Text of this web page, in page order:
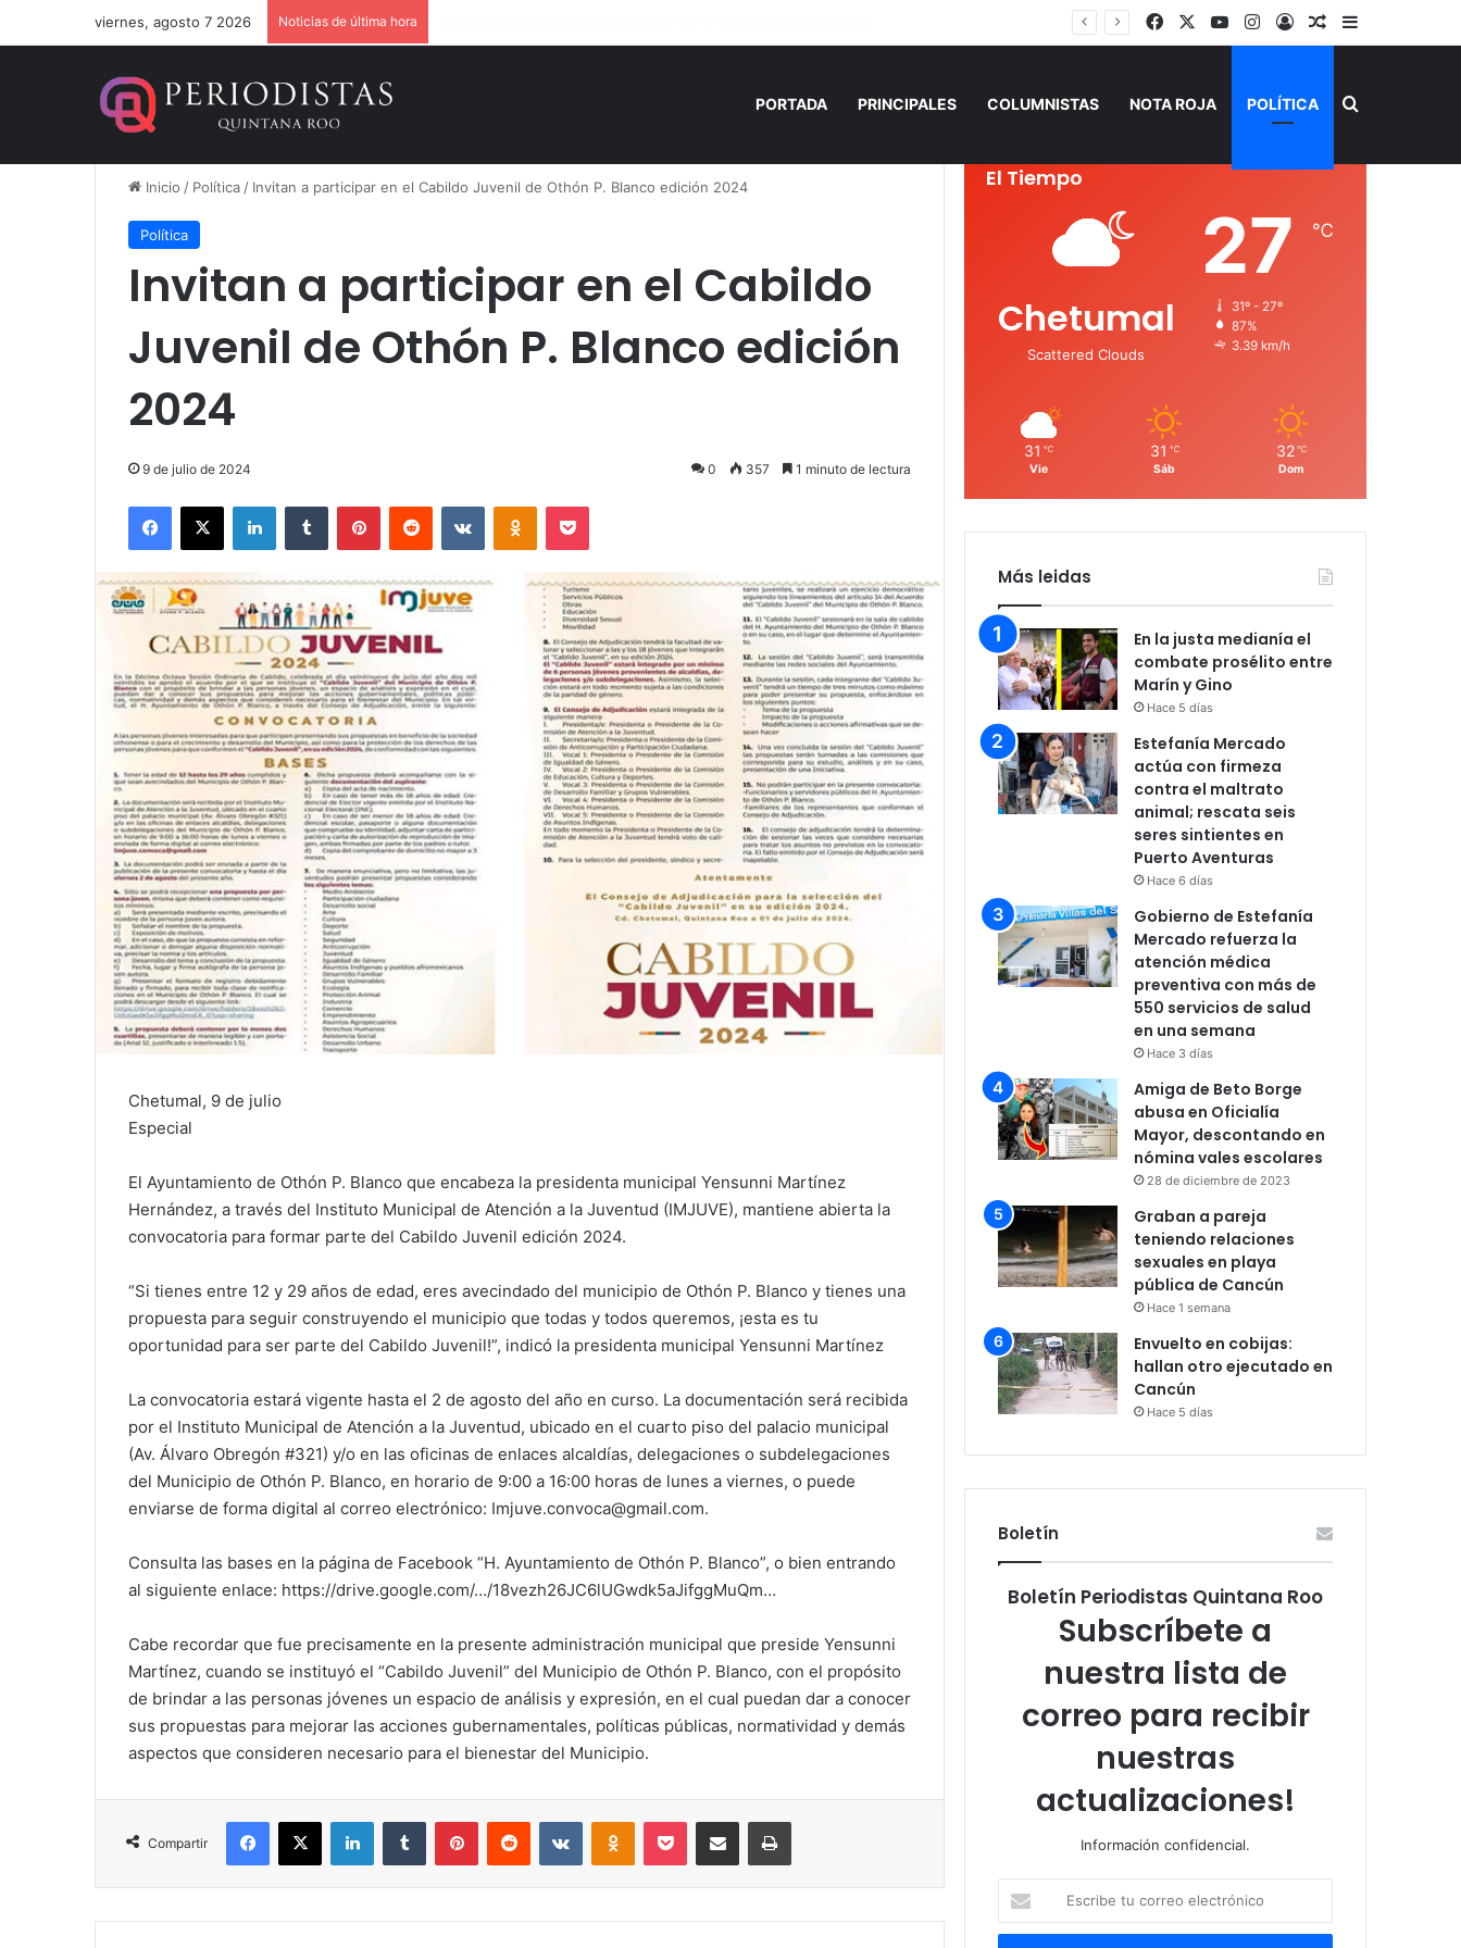
viernes, agosto 7 2026 Noticias de última hora FacebookYouTubeInstagram
AccesoPublicación al
Barra lateral
PORTADA PRINCIPALES COLUMNISTAS NOTA ROJA POLÍTICA Buscar por
Inicio / Política / Invitan a participar en el Cabildo Juvenil de Othón P. Blanco edición 2024
Política
Invitan a participar en el Cabildo
Juvenil de Othón P. Blanco edición
2024
9 de julio de 2024 0 357 1 minuto de lectura
Facebook
X LinkedInTumblr PinterestReddit VKontakteOdnoklassniki
Pocket
Chetumal, 9 de julio
Especial
El Ayuntamiento de Othón P. Blanco que encabeza la presidenta municipal Yensunni Martínez
Hernández, a través del Instituto Municipal de Atención a la Juventud (IMJUVE), mantiene abierta la
convocatoria para formar parte del Cabildo Juvenil edición 2024.
“Si tienes entre 12 y 29 años de edad, eres avecindado del municipio de Othón P. Blanco y tienes una
propuesta para seguir construyendo el municipio que todas y todos queremos, ¡esta es tu
oportunidad para ser parte del Cabildo Juvenil!”, indicó la presidenta municipal Yensunni Martínez
La convocatoria estará vigente hasta el 2 de agosto del año en curso. La documentación será recibida
por el Instituto Municipal de Atención a la Juventud, ubicado en el cuarto piso del palacio municipal
(Av. Álvaro Obregón #321) y/o en las oficinas de enlaces alcaldías, delegaciones o subdelegaciones
del Municipio de Othón P. Blanco, en horario de 9:00 a 16:00 horas de lunes a viernes, o puede
enviarse de forma digital al correo electrónico: Imjuve.convoca@gmail.com.
Consulta las bases en la página de Facebook “H. Ayuntamiento de Othón P. Blanco”, o bien entrando
al siguiente enlace: https://drive.google.com/…/18vezh26JC6lUGwdk5aJifggMuQm…
Cabe recordar que fue precisamente en la presente administración municipal que preside Yensunni
Martínez, cuando se instituyó el “Cabildo Juvenil” del Municipio de Othón P. Blanco, con el propósito
de brindar a las personas jóvenes un espacio de análisis y expresión, en el cual puedan dar a conocer
sus propuestas para mejorar las acciones gubernamentales, políticas públicas, normatividad y demás
aspectos que consideren necesario para el bienestar del Municipio.
Compartir
Facebook
X LinkedInTumblr PinterestReddit VKontakteOdnoklassniki
Pocket Compartir por correo electrónicoImprimir
El Tiempo
Chetumal
Scattered Clouds
27 ℃
31º - 27º
87%
3.39 km/h
31 ℃
Vie
31 ℃
Sáb
32 ℃
Dom
Más leidas
En la justa medianía el
combate prosélito entre
Marín y Gino
Hace 5 días
Estefanía Mercado
actúa con firmeza
contra el maltrato
animal; rescata seis
seres sintientes en
Puerto Aventuras
Hace 6 días
Gobierno de Estefanía
Mercado refuerza la
atención médica
preventiva con más de
550 servicios de salud
en una semana
Hace 3 días
Amiga de Beto Borge
abusa en Oficialía
Mayor, descontando en
nómina vales escolares
28 de diciembre de 2023
Graban a pareja
teniendo relaciones
sexuales en playa
pública de Cancún
Hace 1 semana
Envuelto en cobijas:
hallan otro ejecutado en
Cancún
Hace 5 días
Boletín
Boletín Periodistas Quintana Roo
Subscríbete a
nuestra lista de
correo para recibir
nuestras
actualizaciones!
Información confidencial.
tu
correo